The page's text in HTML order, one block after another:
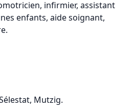
infirmier, assistant
enfants, aide soignant,
Mutzig.